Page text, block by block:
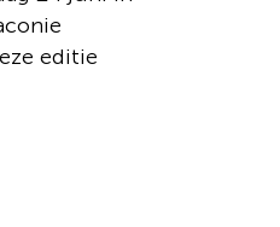
editie